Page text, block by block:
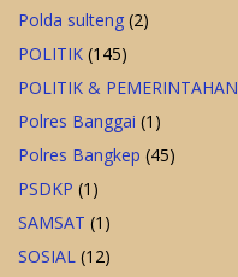
Polda sulteng (2)
POLITIK (145)
POLITIK & PEMERINTAHAN
Polres Banggai (1)
Polres Bangkep (45)
PSDKP (1)
SAMSAT (1)
SOSIAL (12)